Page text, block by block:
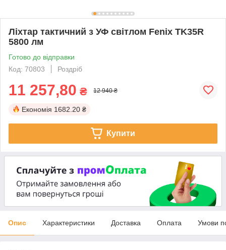
Ліхтар тактичний з УФ світлом Fenix TK35R
5800 лм
Готово до відправки
Код: 70803
Роздріб
11 257,80 ₴ 12 940 ₴
Економія 1682.20 ₴
Купити
Опис Характеристики Доставка Оплата Умови